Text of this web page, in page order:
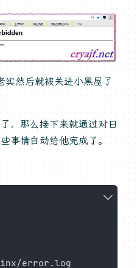
然后就被关进小黑屋了
，那么接下来就通过对日
事情自动给他完成了。